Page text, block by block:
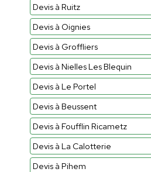
Devis à Ruitz
Devis à Oignies
Devis à Groffliers
Devis à Nielles Les Blequin
Devis à Le Portel
Devis à Beussent
Devis à Foufflin Ricametz
Devis à La Calotterie
Devis à Pihem